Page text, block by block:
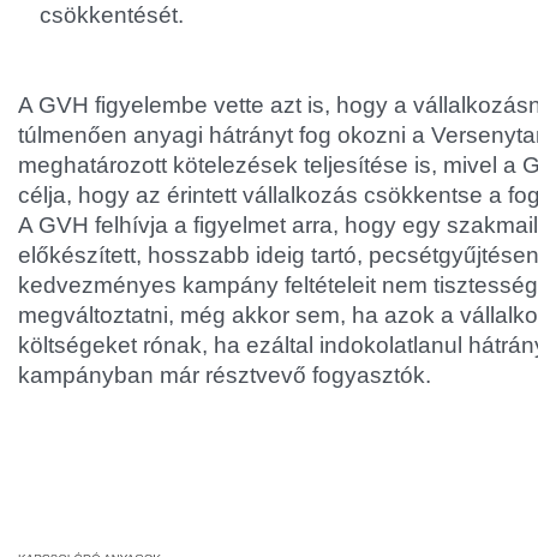
csökkentését.
A GVH figyelembe vette azt is, hogy a
túlmenően anyagi hátrányt fog okozni a
meghatározott kötelezések teljesítése is, mivel a
célja, hogy az érintett vállalkozás csökkentse a
A GVH felhívja a figyelmet arra, hogy egy
előkészített, hosszabb ideig tartó,
kedvezményes kampány feltételeit nem
megváltoztatni, még akkor sem, ha azok a
költségeket rónak, ha ezáltal indokolatlanul
kampányban már résztvevő fogyasztók.